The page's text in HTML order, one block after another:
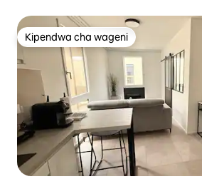
Kipendwa cha wageni
Kipendwa cha wageni